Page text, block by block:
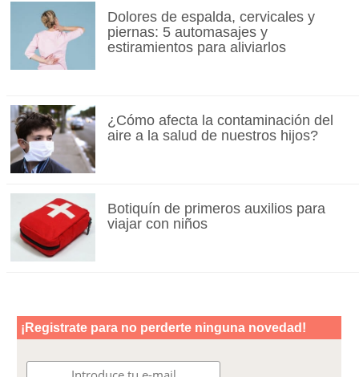
Dolores de espalda, cervicales y
piernas: 5 automasajes y
estiramientos para aliviarlos
¿Cómo afecta la contaminación del
aire a la salud de nuestros hijos?
Botiquín de primeros auxilios para
viajar con niños